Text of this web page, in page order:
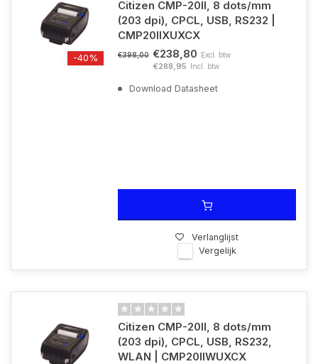
-40%
Citizen CMP-20II, 8 dots/mm
(203 dpi), CPCL, USB, RS232 |
CMP20IIXUXCX
€398,00 €238,80 Excl. btw
€288,95 Incl. btw
Download Datasheet
Verlanglijst
Vergelijk
Citizen CMP-20II, 8 dots/mm
(203 dpi), CPCL, USB, RS232,
WLAN | CMP20IIWUXCX